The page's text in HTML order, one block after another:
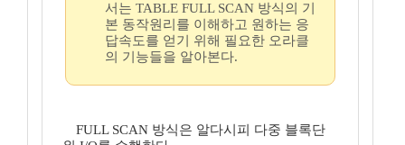
서는 TABLE FULL SCAN 방식의 기
본 동작원리를 이해하고 원하는 응
답속도를 얻기 위해 필요한 오라클
의 기능들을 알아본다.
FULL SCAN 방식은 알다시피 다중 블록단